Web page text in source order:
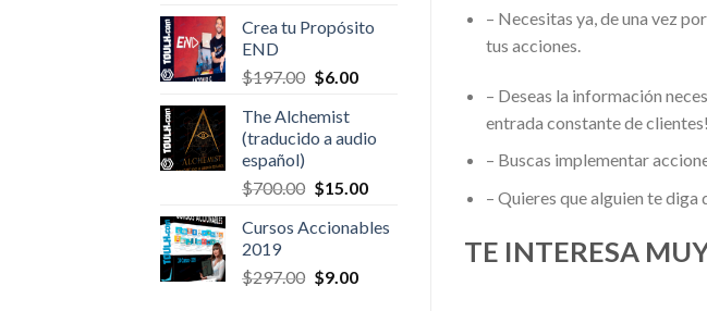
was:
is:
Crea tu Propósito
END
$197.00 Original
was:
$197.00.
$6.00Current
$6.00.
The Alchemist
(traducido a audio
español)
$700.00 Original
was:
$15.00Current
is:
Cursos Accionables
2019
$297.00 Original
$9.00Current
– Necesitas ya, de una vez
tus acciones.
– Deseas la información
entrada constante de clientes!
– Buscas implementar
– Quieres que alguien te
TE INTERESA